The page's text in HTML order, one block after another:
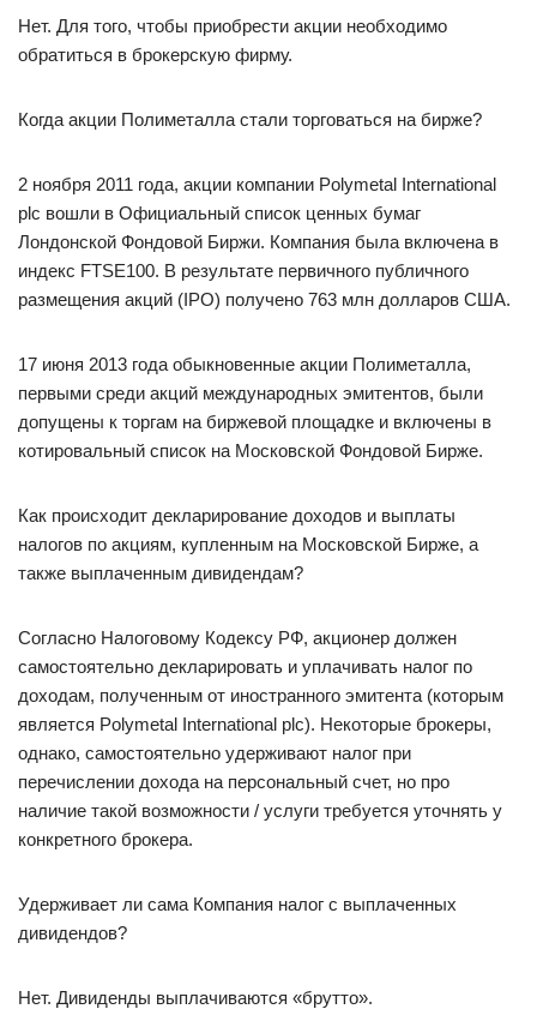
Нет. Для того, чтобы приобрести акции необходимо
обратиться в брокерскую фирму.
Когда акции Полиметалла стали торговаться на бирже?
2 ноября 2011 года, акции компании Polymetal International
plc вошли в Официальный список ценных бумаг
Лондонской Фондовой Биржи. Компания была включена в
индекс FTSE100. В результате первичного публичного
размещения акций (IPO) получено 763 млн долларов США.
17 июня 2013 года обыкновенные акции Полиметалла,
первыми среди акций международных эмитентов, были
допущены к торгам на биржевой площадке и включены в
котировальный список на Московской Фондовой Бирже.
Как происходит декларирование доходов и выплаты
налогов по акциям, купленным на Московской Бирже, а
также выплаченным дивидендам?
Согласно Налоговому Кодексу РФ, акционер должен
самостоятельно декларировать и уплачивать налог по
доходам, полученным от иностранного эмитента (которым
является Polymetal International plc). Некоторые брокеры,
однако, самостоятельно удерживают налог при
перечислении дохода на персональный счет, но про
наличие такой возможности / услуги требуется уточнять у
конкретного брокера.
Удерживает ли сама Компания налог с выплаченных
дивидендов?
Нет. Дивиденды выплачиваются «брутто».